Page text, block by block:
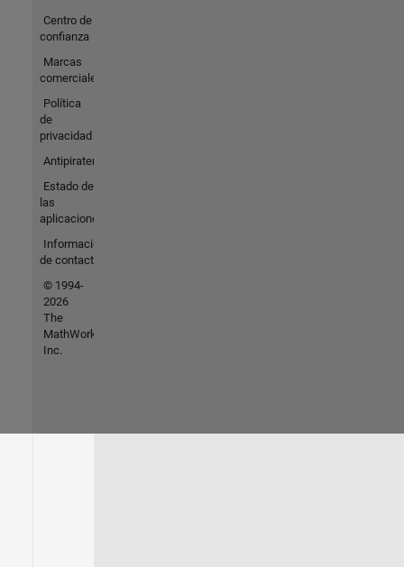
Centro de
confianza
Marcas
comerciales
Política
de
privacidad
Antipiratería
Estado de
las
aplicaciones
Información
de contacto
© 1994-
2026
The
MathWorks,
Inc.